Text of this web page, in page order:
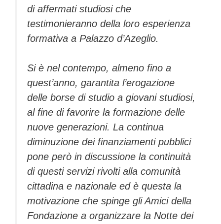
di affermati studiosi che
testimonieranno della loro esperienza
formativa a Palazzo d’Azeglio.
Si è nel contempo, almeno fino a
quest’anno, garantita l’erogazione
delle borse di studio a giovani studiosi,
al fine di favorire la formazione delle
nuove generazioni. La continua
diminuzione dei finanziamenti pubblici
pone però in discussione la continuità
di questi servizi rivolti alla comunità
cittadina e nazionale ed è questa la
motivazione che spinge gli Amici della
Fondazione a organizzare la Notte dei